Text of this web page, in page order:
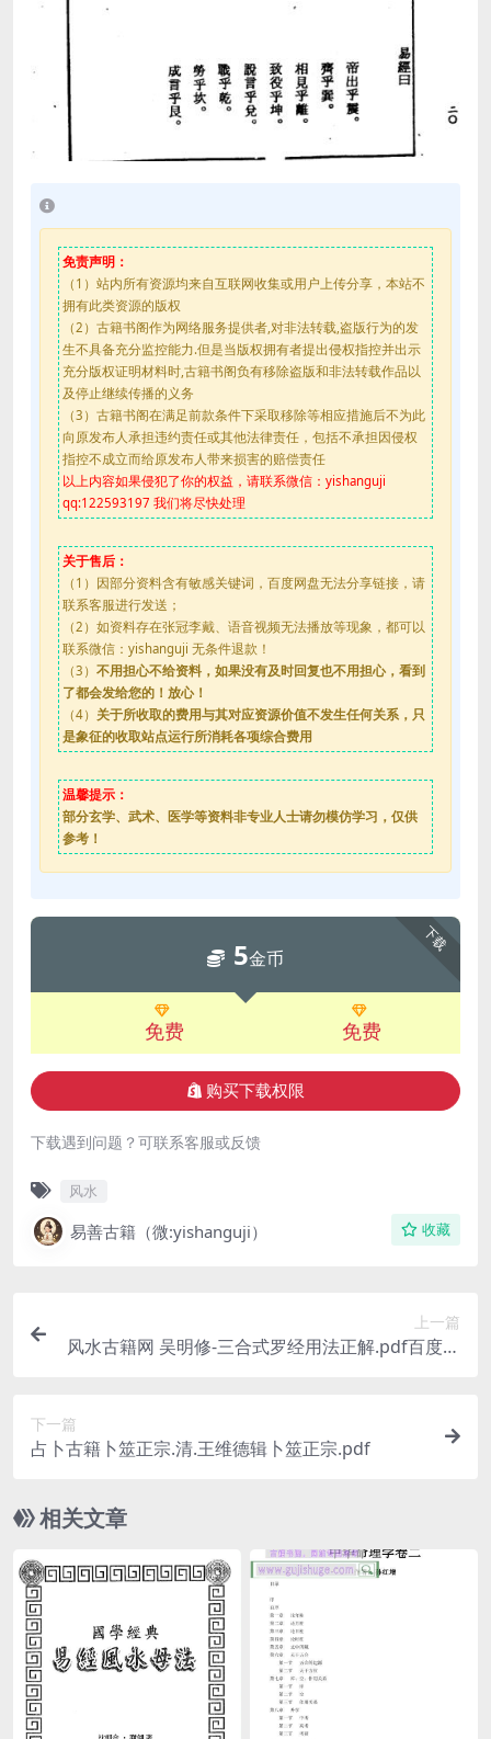
免责声明：
（1）站内所有资源均来自互联网收集或用户上传分享，本站不
拥有此类资源的版权
（2）古籍书阁作为网络服务提供者,对非法转载,盗版行为的发
生不具备充分监控能力.但是当版权拥有者提出侵权指控并出示
充分版权证明材料时,古籍书阁负有移除盗版和非法转载作品以
及停止继续传播的义务
（3）古籍书阁在满足前款条件下采取移除等相应措施后不为此
向原发布人承担违约责任或其他法律责任，包括不承担因侵权
指控不成立而给原发布人带来损害的赔偿责任
以上内容如果侵犯了你的权益，请联系微信：yishanguji
qq:122593197 我们将尽快处理
关于售后：
（1）因部分资料含有敏感关键词，百度网盘无法分享链接，请
联系客服进行发送；
（2）如资料存在张冠李戴、语音视频无法播放等现象，都可以
联系微信：yishanguji 无条件退款！
（3） 不用担心不给资料，如果没有及时回复也不用担心，看到
了都会发给您的！放心！
（4） 关于所收取的费用与其对应资源价值不发生任何关系，只
是象征的收取站点运行所消耗各项综合费用
温馨提示：
部分玄学、武术、医学等资料非专业人士请勿模仿学习，仅供
参考！
下载
5金币
免费 免费
购买下载权限
下载遇到问题？可联系客服或反馈
风水
易善古籍（微:yishanguji） 收藏
上一篇
风水古籍网 吴明修-三合式罗经用法正解.pdf百度网
下一篇
占卜古籍卜筮正宗.清.王维德辑卜筮正宗.pdf
相关文章